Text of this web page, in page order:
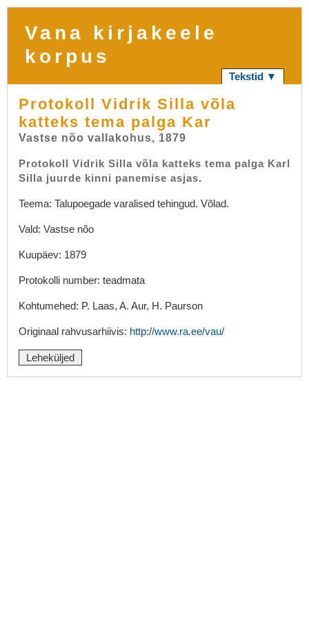
Vana kirjakeele
korpus
Tekstid ▼
Protokoll Vidrik Silla võla
katteks tema palga Kar
Vastse nõo vallakohus, 1879
Protokoll Vidrik Silla võla katteks tema palga Karl
Silla juurde kinni panemise asjas.
Teema: Talupoegade varalised tehingud. Võlad.
Vald: Vastse nõo
Kuupäev: 1879
Protokolli number: teadmata
Kohtumehed: P. Laas, A. Aur, H. Paurson
Originaal rahvusarhiivis: http://www.ra.ee/vau/
Leheküljed